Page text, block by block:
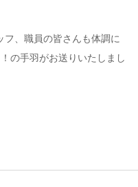
フ、職員の皆さんも体調に
の手羽がお送りいたしまし